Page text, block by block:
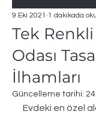
Tek
Odası
İlhamları
9 Eki 2021 1 dakikada
Güncelleme tarihi:
Evdeki en özel